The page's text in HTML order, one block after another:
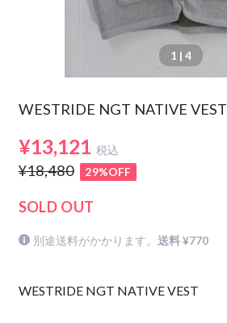
1 | 4
WESTRIDE NGT NATIVE VEST
¥13,121 税込
¥18,480 29%OFF
SOLD OUT
別途送料がかかります。送料 ¥770
WESTRIDE NGT NATIVE VEST